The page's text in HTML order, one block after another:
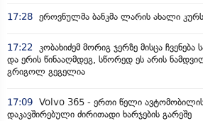
17:28 ეროვნულმა ბანკმა ლარის ახალი
17:22 კობახიძემ მორიგ ჯერზე მისცა
და ერის წინააღმდეგ, სწორედ ეს არის
გრიგოლ გეგელია
17:09 Volvo 365 - ერთი წელი
დაკავშირებული ძირითადი ხარჯების გარეშე